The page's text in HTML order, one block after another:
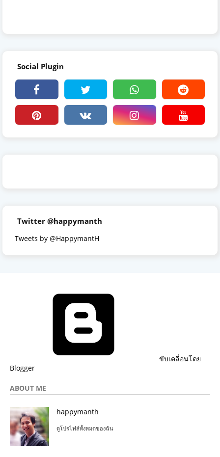
Social Plugin
Twitter @happymanth
Tweets by @HappymantH
ขับเคลื่อนโดย
Blogger
ABOUT ME
happymanth
ดูโปรไฟล์ทั้งหมดของฉัน